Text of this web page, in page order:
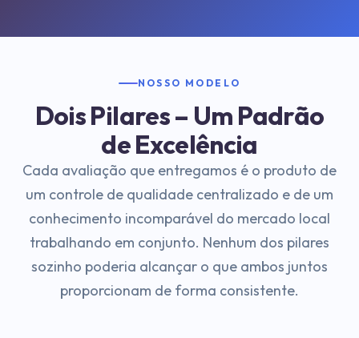
NOSSO MODELO
Dois Pilares – Um Padrão
de Excelência
Cada avaliação que entregamos é o produto de
um controle de qualidade centralizado e de um
conhecimento incomparável do mercado local
trabalhando em conjunto. Nenhum dos pilares
sozinho poderia alcançar o que ambos juntos
proporcionam de forma consistente.